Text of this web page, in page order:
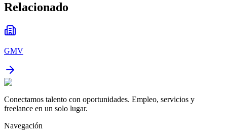
Relacionado
GMV
Conectamos talento con oportunidades. Empleo, servicios y
freelance en un solo lugar.
Navegación